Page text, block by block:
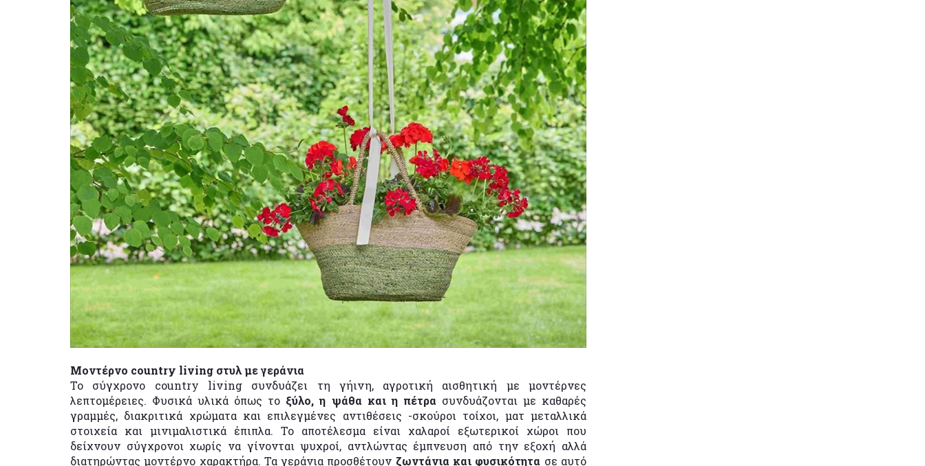
Μοντέρνο country living στυλ με γεράνια
Το σύγχρονο country living συνδυάζει τη γήινη, αγροτική αισθητική με μοντέρνες
λεπτομέρειες. Φυσικά υλικά όπως το ξύλο, η ψάθα και η πέτρασυνδυάζονται με καθαρές
γραμμές, διακριτικά χρώματα και επιλεγμένες αντιθέσεις -σκούροι τοίχοι, ματ μεταλλικά
στοιχεία και μινιμαλιστικά έπιπλα. Το αποτέλεσμα είναι χαλαροί εξωτερικοί χώροι που
δείχνουν σύγχρονοι χωρίς να γίνονται ψυχροί, αντλώντας έμπνευση από την εξοχή αλλά
διατηρώντας μοντέρνο χαρακτήρα. Τα γεράνια προσθέτουν ζωντάνια και φυσικότητα σε αυτό